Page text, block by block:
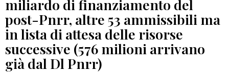
miliardo di finanziamento del
post-Pnrr, altre 53 ammissibili ma
in lista di attesa delle risorse
successive (576 milioni arrivano
già dal Dl Pnrr)